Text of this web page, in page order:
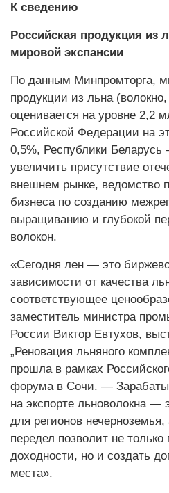
К сведению
Российская продукция из
мировой экспансии
По данным Минпромторга,
продукции из льна
оценивается на уровне 2,2
Российской Федерации на
0,5%, Республики
увеличить присутствие
внешнем рынке, ведомство
бизнеса по созданию
выращиванию и глубокой
волокон.
«Сегодня лен — это
зависимости от качества
соответствующее
заместитель министра
России Виктор Евтухов,
„Реновация льняного
прошла в рамках
форума в Сочи. —
на экспорте льноволокна —
для регионов
передел позволит не только
доходности, но и создать
места».